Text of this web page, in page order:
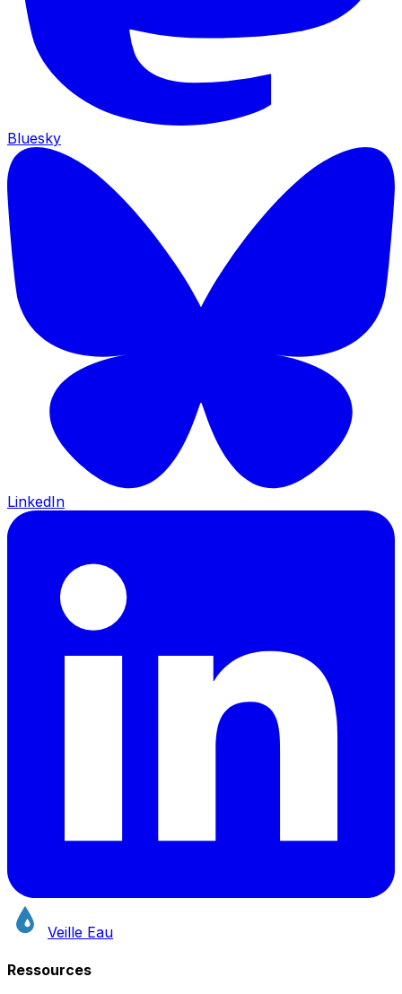
Bluesky
LinkedIn
Veille Eau
Ressources